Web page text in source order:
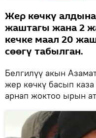
Жер көчкү
жаштагы жана 2
кечке маал 20
сөөгү табылган.
Белгилүү акын
жер көчкү басып
арнап жоктоо ырын